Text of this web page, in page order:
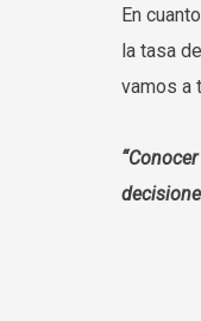
En
la tasa
vamos a